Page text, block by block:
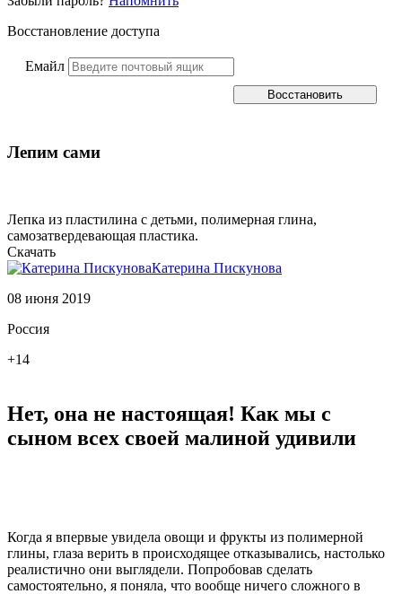
Восстановление доступа
Емайл
Лепим сами
Лепка из пластилина с детьми, полимерная глина,
самозатвердевающая пластика.
Скачать
Катерина Пискунова
08 июня 2019
Россия
+14
Нет, она не настоящая! Как мы с
сыном всех своей малиной удивили
Когда я впервые увидела овощи и фрукты из полимерной
глины, глаза верить в происходящее отказывались, настолько
реалистично они выглядели. Попробовав сделать
самостоятельно, я поняла, что вообще ничего сложного в